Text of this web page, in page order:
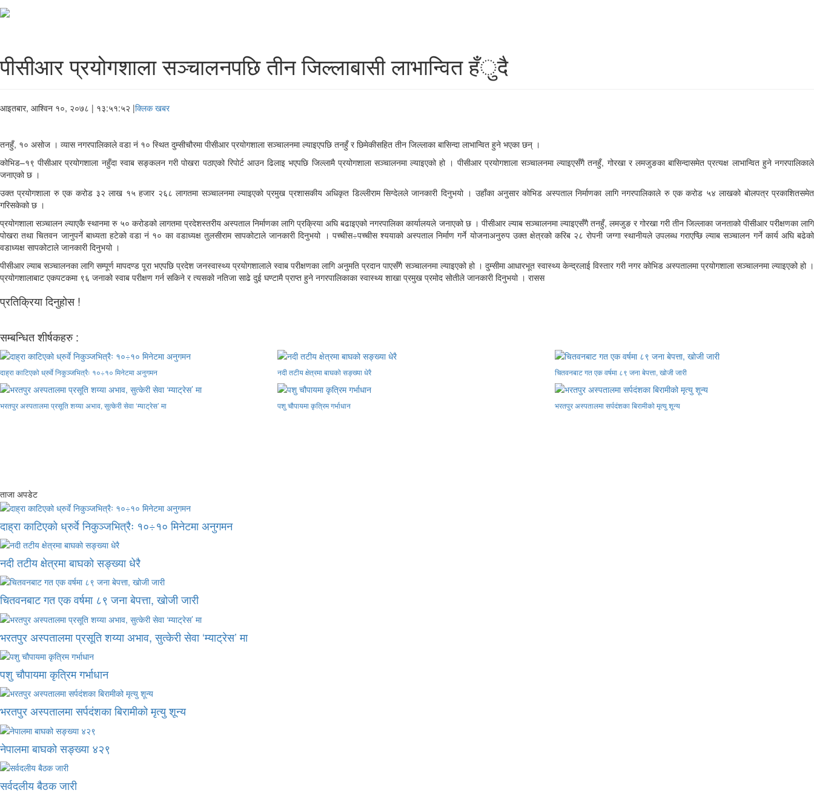
पीसीआर प्रयोगशाला सञ्चालनपछि तीन जिल्लाबासी लाभान्वित हँुदै
आइतबार, आश्विन १०, २०७८ | १३:५१:५२ |क्लिक खबर
तनहुँ, १० असोज । व्यास नगरपालिकाले वडा नं १० स्थित दुम्सीचौरमा पीसीआर प्रयोगशाला सञ्चालनमा ल्याइएपछि तनहुँ र छिमेकीसहित तीन जिल्लाका बासिन्दा लाभान्वित हुने भएका छन् ।
कोभिड–१९ पीसीआर प्रयोगशाला नहुँदा स्वाब सङ्कलन गरी पोखरा पठाएको रिपोर्ट आउन ढिलाइ भएपछि जिल्लामै प्रयोगशाला सञ्चालनमा ल्याइएको हो । पीसीआर प्रयोगशाला सञ्चालनमा ल्याइएसँगै तनहुँ, गोरखा र लमजुङका बासिन्दासमेत प्रत्यक्ष लाभान्वित हुने नगरपालिकाले
जनाएको छ ।
उक्त प्रयोगशाला रु एक करोड ३२ लाख १५ हजार २६८ लागतमा सञ्चालनमा ल्याइएको प्रमुख प्रशासकीय अधिकृत डिल्लीराम सिग्देलले जानकारी दिनुभयो । उहाँका अनुसार कोभिड अस्पताल निर्माणका लागि नगरपालिकाले रु एक करोड ५४ लाखको बोलपत्र प्रकाशितसमेत
गरिसकेको छ ।
प्रयोगशाला सञ्चालन ल्याएकै स्थानमा रु ५० करोडको लागतमा प्रदेशस्तरीय अस्पताल निर्माणका लागि प्रक्रिया अघि बढाइएको नगरपालिका कार्यालयले जनाएको छ । पीसीआर ल्याब सञ्चालनमा ल्याइएसँगै तनहुँ, लमजुङ र गोरखा गरी तीन जिल्लाका जनताको पीसीआर परीक्षणका लागि
पोखरा तथा चितवन जानुपर्ने बाध्यता हटेको वडा नं १० का वडाध्यक्ष तुलसीराम सापकोटाले जानकारी दिनुभयो । पच्चीस÷पच्चीस श्ययाको अस्पताल निर्माण गर्ने योजनाअनुरुप उक्त क्षेत्रको करिब २८ रोपनी जग्गा स्थानीयले उपलब्ध गराएप्छि ल्याब सञ्चालन गर्ने कार्य अघि बढेको
वडाध्यक्ष सापकोटाले जानकारी दिनुभयो ।
पीसीआर ल्याब सञ्चालनका लागि सम्पूर्ण मापदण्ड पूरा भएपछि प्रदेश जनस्वास्थ्य प्रयोगशालाले स्वाब परीक्षणका लागि अनुमति प्रदान पाएसँगै सञ्चालनमा ल्याइएको हो । दुम्सीमा आधारभूत स्वास्थ्य केन्द्रलाई विस्तार गरी नगर कोभिड अस्पतालमा प्रयोगशाला सञ्चालनमा ल्याइएको हो ।
प्रयोगशालाबाट एकपटकमा ९६ जनाको स्वाब परीक्षण गर्न सकिने र त्यसको नतिजा साढे दुई घण्टामै प्राप्त हुने नगरपालिकाका स्वास्थ्य शाखा प्रमुख प्रमोद सोतीले जानकारी दिनुभयो । रासस
प्रतिक्रिया दिनुहोस !
सम्बन्धित शीर्षकहरु :
दाह्रा काटिएको ध्रुर्वे निकुञ्जभित्रैः १०÷१० मिनेटमा अनुगमन नदी तटीय क्षेत्रमा बाघको सङ्ख्या धेरै चितवनबाट गत एक वर्षमा ८९ जना बेपत्ता, खोजी जारी
भरतपुर अस्पतालमा प्रसूति शय्या अभाव, सुत्केरी सेवा ‘म्याट्रेस’ मा पशु चौपायमा कृत्रिम गर्भाधान भरतपुर अस्पतालमा सर्पदंशका बिरामीको मृत्यु शून्य
ताजा अपडेट
दाह्रा काटिएको ध्रुर्वे निकुञ्जभित्रैः १०÷१० मिनेटमा अनुगमन
नदी तटीय क्षेत्रमा बाघको सङ्ख्या धेरै
चितवनबाट गत एक वर्षमा ८९ जना बेपत्ता, खोजी जारी
भरतपुर अस्पतालमा प्रसूति शय्या अभाव, सुत्केरी सेवा ‘म्याट्रेस’ मा
पशु चौपायमा कृत्रिम गर्भाधान
भरतपुर अस्पतालमा सर्पदंशका बिरामीको मृत्यु शून्य
नेपालमा बाघको सङ्ख्या ४२९
सर्वदलीय बैठक जारी